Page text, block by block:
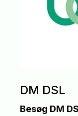
DM DSL
Besøg DM